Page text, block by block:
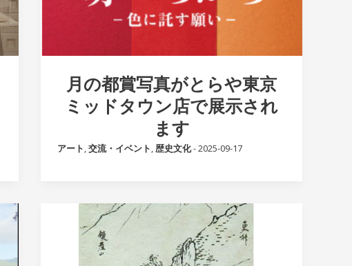
月の都賞写真がとらや東京
ミッドタウン店で展示され
ます
アート,交流・イベント,歴史文化-2025-09-17